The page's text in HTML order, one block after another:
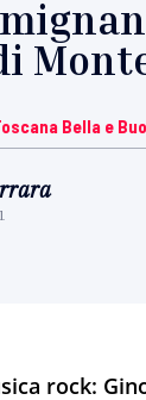
Bella e